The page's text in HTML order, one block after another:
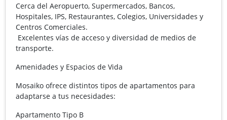
Cerca del Aeropuerto, Supermercados, Bancos,
Hospitales, IPS, Restaurantes, Colegios, Universidades y
Centros Comerciales.
Excelentes vías de acceso y diversidad de medios de
transporte.
Amenidades y Espacios de Vida
Mosaiko ofrece distintos tipos de apartamentos para
adaptarse a tus necesidades:
Apartamento Tipo B